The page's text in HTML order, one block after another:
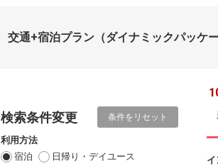
交通+宿泊プラン （ダイナミックパッケ
検索条件変更 条件をリセット
利用方法
宿泊
日帰り・デイユース